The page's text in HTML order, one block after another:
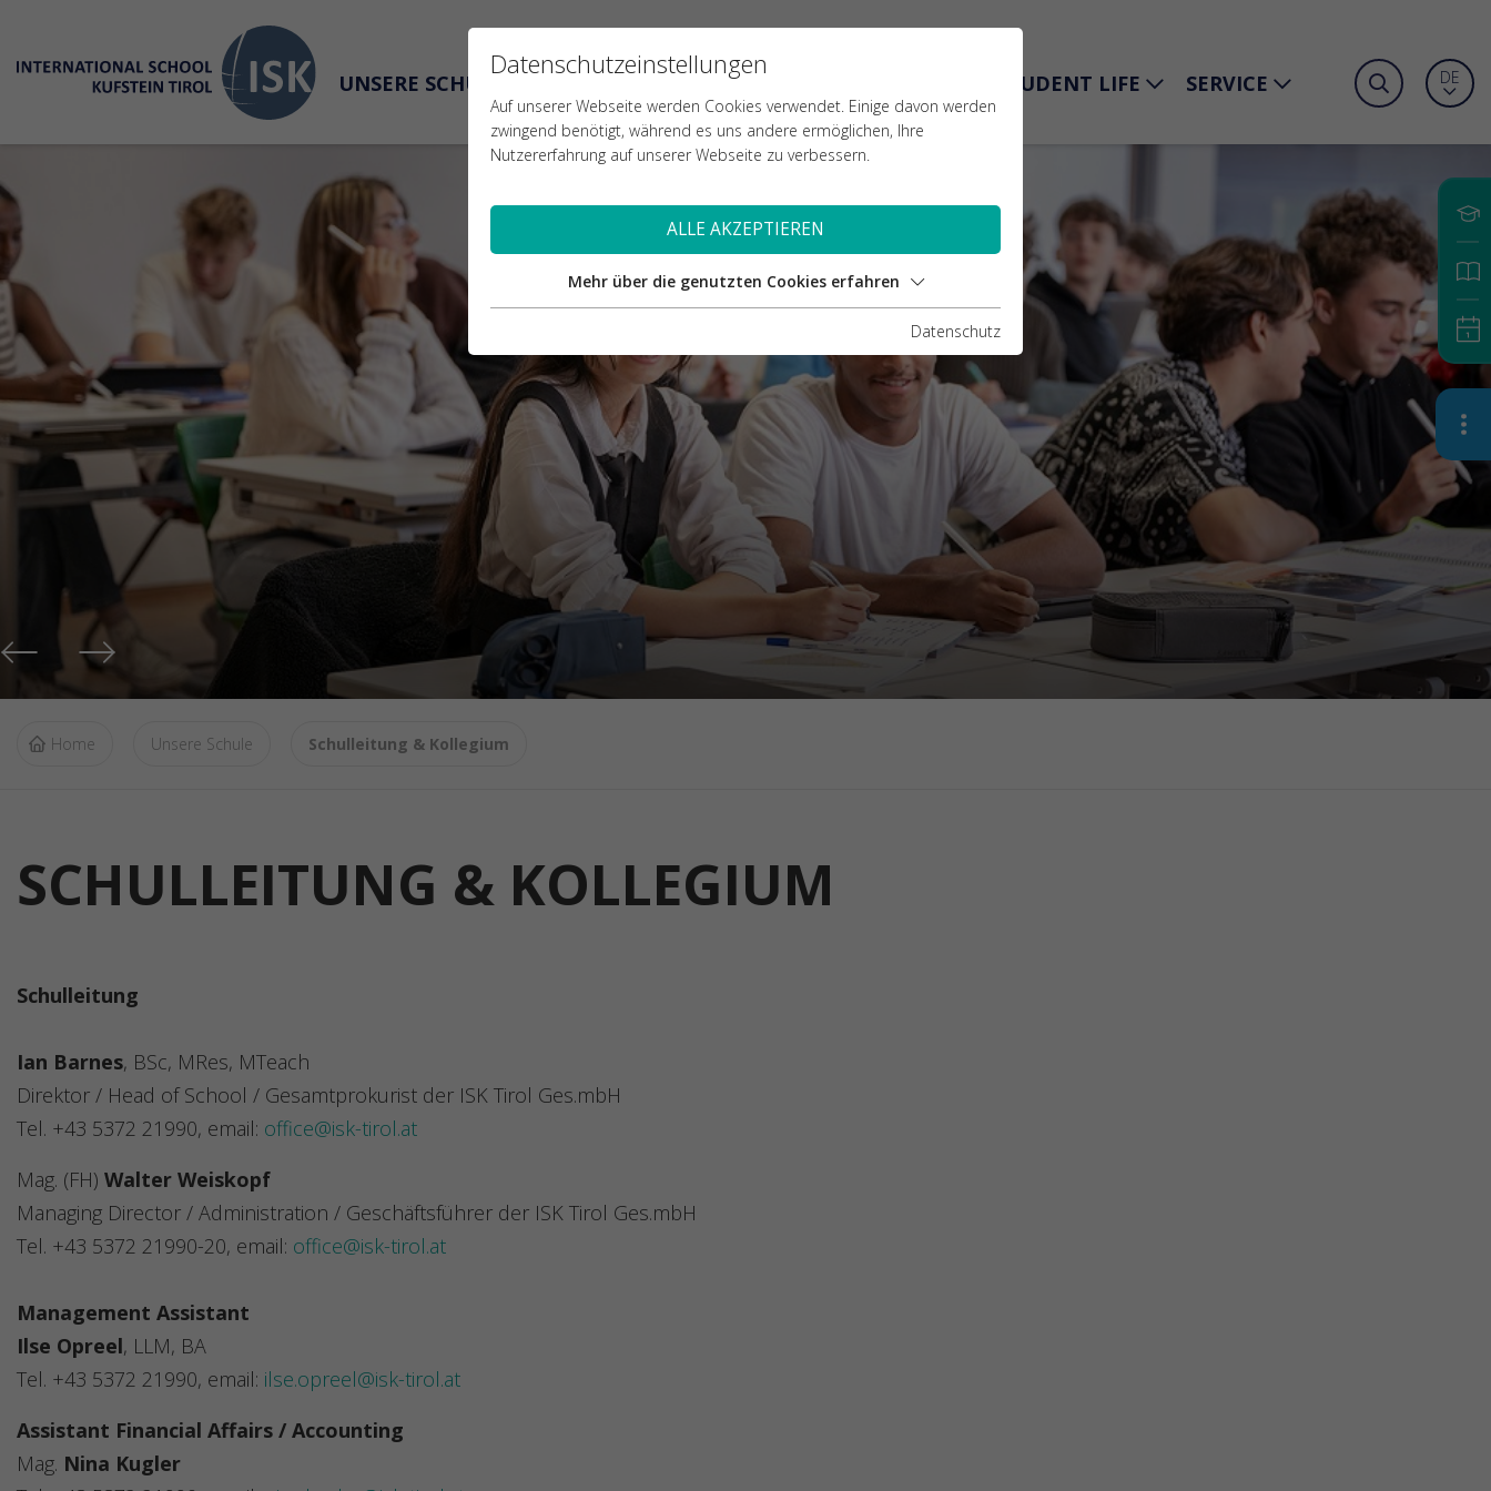
UNSERE SCHULE TEACHING & LEARNING STUDENT LIFE SERVICE DE
Home Unsere Schule Schulleitung & Kollegium
SCHULLEITUNG & KOLLEGIUM
Schulleitung
Ian Barnes, BSc, MRes, MTeach
Direktor / Head of School / Gesamtprokurist der ISK Tirol Ges.mbH
Tel. +43 5372 21990, email: office@isk-tirol.at
Mag. (FH) Walter Weiskopf
Managing Director / Administration / Geschäftsführer der ISK Tirol Ges.mbH
Tel. +43 5372 21990-20, email: office@isk-tirol.at
Management Assistant
Ilse Opreel, LLM, BA
Tel. +43 5372 21990, email: ilse.opreel@isk-tirol.at
Assistant Financial Affairs / Accounting
Mag. Nina Kugler
Datenschutzeinstellungen
Auf unserer Webseite werden Cookies verwendet. Einige davon werden
zwingend benötigt, während es uns andere ermöglichen, Ihre
Nutzererfahrung auf unserer Webseite zu verbessern.
ALLE AKZEPTIEREN
Mehr über die genutzten Cookies erfahren
Datenschutz